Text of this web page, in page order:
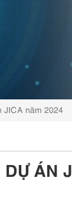
JICA năm 2024
ÁN